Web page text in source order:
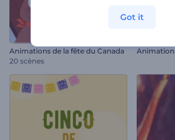
Animations de la fête du Canada
20 scènes
Animation
Got it